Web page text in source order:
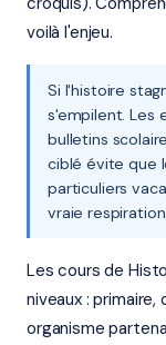
voilà l'enjeu.
Si l'histoire
s'empilent. Les
bulletins
ciblé évite que
particuliers
vraie
Les cours de
niveaux :
organisme